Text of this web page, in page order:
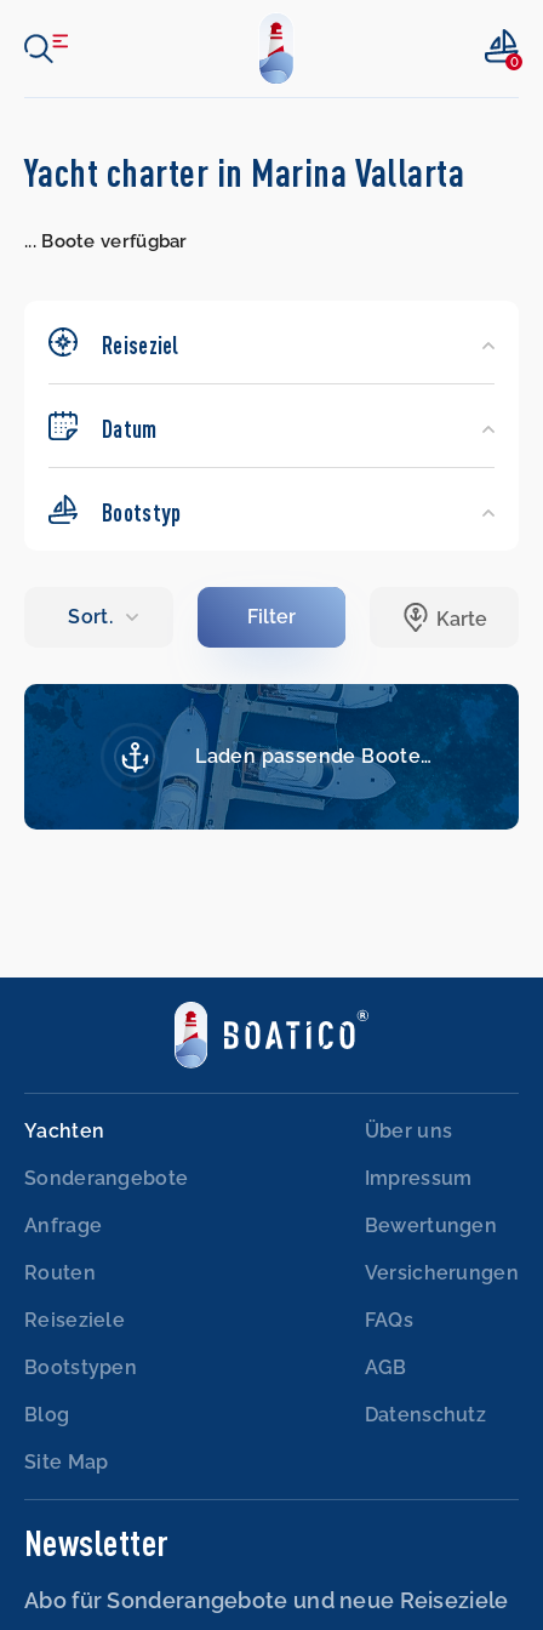
0
Search
Yacht charter in Marina Vallarta
...Boote verfügbar
Reiseziel
Datum
Bootstyp
Laden passende Boote…
Yachten
Sonderangebote
Anfrage
Routen
Reiseziele
Bootstypen
Blog
Site Map
Über uns
Impressum
Bewertungen
Versicherungen
FAQs
AGB
Datenschutz
Newsletter
Abo für Sonderangebote und neue Reiseziele